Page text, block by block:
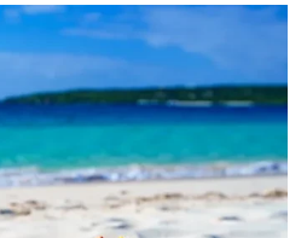
でログイン